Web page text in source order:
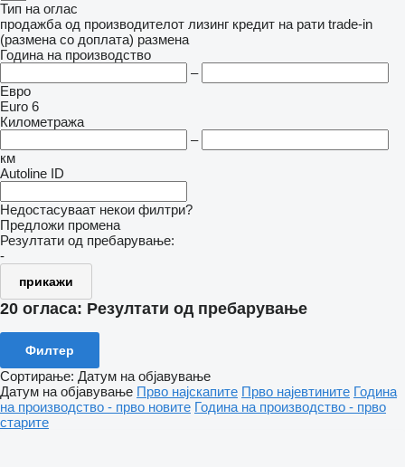
Тип на оглас
продажба од производителот лизинг кредит на рати trade-in
(размена со доплата) размена
Година на производство
–
Евро
Euro 6
Километража
–
км
Autoline ID
Недостасуваат некои филтри?
Предложи промена
Резултати од пребарување:
-
прикажи
20 огласа: Резултати од пребарување
Филтер
Сортирање: Датум на објавување
Датум на објавување Прво најскапите Прво најевтините Година
на производство - прво новите Година на производство - прво
старите